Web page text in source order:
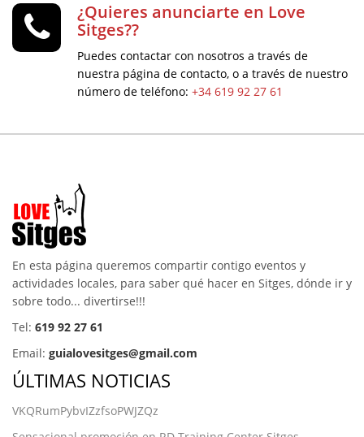
¿Quieres anunciarte en Love
Sitges??
Puedes contactar con nosotros a través de
nuestra página de contacto, o a través de nuestro
número de teléfono: +34 619 92 27 61
En esta página queremos compartir contigo eventos y
actividades locales, para saber qué hacer en Sitges, dónde ir y
sobre todo... divertirse!!!
Tel: 619 92 27 61
Email: guialovesitges@gmail.com
ÚLTIMAS NOTICIAS
VKQRumPybvIZzfsoPWJZQz